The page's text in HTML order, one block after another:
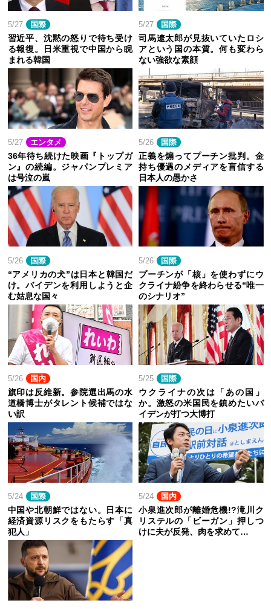
5/27 国際
習近平、沈黙の怒りで待ち受け
る報復。日米重視で中国から睨
まれる韓国
5/27 国際
司馬遼太郎が見抜いていたロシ
アという国の本質。何も変わら
ない強欲な素顔
5/27 エンタメ
36年待ち続けた映画『トップガ
ン』の続編。ジャパンプレミア
は号泣の嵐
5/26 国際
正義を煽ってプーチン批判。金
持ち優遇のメディアを盲信する
日本人の愚かさ
5/26 国際
“アメリカの犬”は日本と韓国だ
け。バイデンを利用しようと企
む姑息な国々
5/26 国際
プーチンが「核」を使わずにウ
クライナ紛争を終わらせる“唯一
のシナリオ”
5/26 国内
旗印は反維新。参院選出馬の水
道橋博士がタレント候補ではな
い訳
5/25 国際
ウクライナの次は「あの国」
か。激怒の米国民を鎮めたいバ
イデンが打つ大博打
5/24 国際
中国や北朝鮮ではない。日本に
経済資源リスクをもたらす「真
犯人」
5/24 国内
小泉進次郎が離婚危機!?滝川ク
リステルの「ビーガン」押しつ
けに夫が反発、肉を求めて…